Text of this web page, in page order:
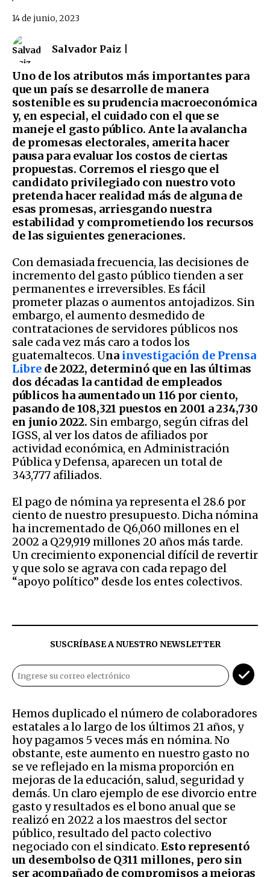
Salvador Paiz |
14 de junio, 2023
Uno de los atributos más importantes para
que un país se desarrolle de manera
sostenible es su prudencia macroeconómica
y, en especial, el cuidado con el que se
maneje el gasto público. Ante la avalancha
de promesas electorales, amerita hacer
pausa para evaluar los costos de ciertas
propuestas. Corremos el riesgo que el
candidato privilegiado con nuestro voto
pretenda hacer realidad más de alguna de
esas promesas, arriesgando nuestra
estabilidad y comprometiendo los recursos
de las siguientes generaciones.
Con demasiada frecuencia, las decisiones de
incremento del gasto público tienden a ser
permanentes e irreversibles. Es fácil
prometer plazas o aumentos antojadizos. Sin
embargo, el aumento desmedido de
contrataciones de servidores públicos nos
sale cada vez más caro a todos los
guatemaltecos. Una investigación de Prensa
Libre de 2022, determinó que en las últimas
dos décadas la cantidad de empleados
públicos ha aumentado un 116 por ciento,
pasando de 108,321 puestos en 2001 a 234,730
en junio 2022. Sin embargo, según cifras del
IGSS, al ver los datos de afiliados por
actividad económica, en Administración
Pública y Defensa, aparecen un total de
343,777 afiliados.
El pago de nómina ya representa el 28.6 por
ciento de nuestro presupuesto. Dicha nómina
ha incrementado de Q6,060 millones en el
2002 a Q29,919 millones 20 años más tarde.
Un crecimiento exponencial difícil de revertir
y que solo se agrava con cada repago del
“apoyo político” desde los entes colectivos.
SUSCRÍBASE A NUESTRO NEWSLETTER
Hemos duplicado el número de colaboradores
estatales a lo largo de los últimos 21 años, y
hoy pagamos 5 veces más en nómina. No
obstante, este aumento en nuestro gasto no
se ve reflejado en la misma proporción en
mejoras de la educación, salud, seguridad y
demás. Un claro ejemplo de ese divorcio entre
gasto y resultados es el bono anual que se
realizó en 2022 a los maestros del sector
público, resultado del pacto colectivo
negociado con el sindicato. Esto representó
un desembolso de Q311 millones, pero sin
ser acompañado de compromisos a mejoras